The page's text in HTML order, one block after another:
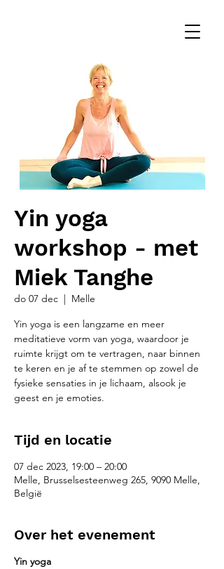
Yin yoga
workshop - met
Miek Tanghe
do 07 dec
  |
Melle
Yin yoga is een langzame en meer
meditatieve vorm van yoga, waardoor je
ruimte krijgt om te vertragen, naar binnen
te keren en je af te stemmen op zowel de
fysieke sensaties in je lichaam, alsook je
geest en je emoties.
Tijd en locatie
07 dec 2023, 19:00 – 20:00
Melle, Brusselsesteenweg 265, 9090 Melle,
België
Over het evenement
Yin yoga